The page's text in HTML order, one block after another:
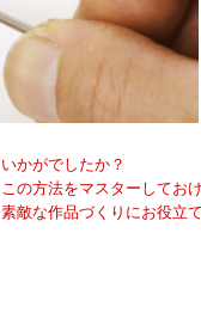
いかがでしたか？
この方法をマスターしてお
素敵な作品づくりにお役立